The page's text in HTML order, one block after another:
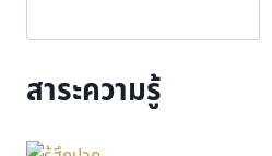
สาระความรู้